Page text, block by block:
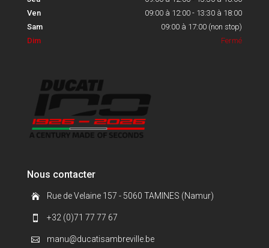
Ven
09:00 à 12:00 - 13:30 à 18:00
Sam
09:00 à 17:00 (non stop)
Dim
Fermé
Nous contacter
 Rue de Velaine 157 - 5060 TAMINES (Namur)
 +32 (0)71 77 77 67
 manu@ducatisambreville.be